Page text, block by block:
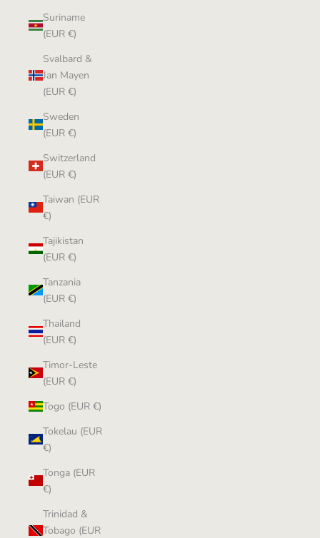
Suriname
(EUR €)
Svalbard &
Jan Mayen
(EUR €)
Sweden
(EUR €)
Switzerland
(EUR €)
Taiwan (EUR
€)
Tajikistan
(EUR €)
Tanzania
(EUR €)
Thailand
(EUR €)
Timor-Leste
(EUR €)
Togo (EUR €)
Tokelau (EUR
€)
Tonga (EUR
€)
Trinidad &
Tobago (EUR